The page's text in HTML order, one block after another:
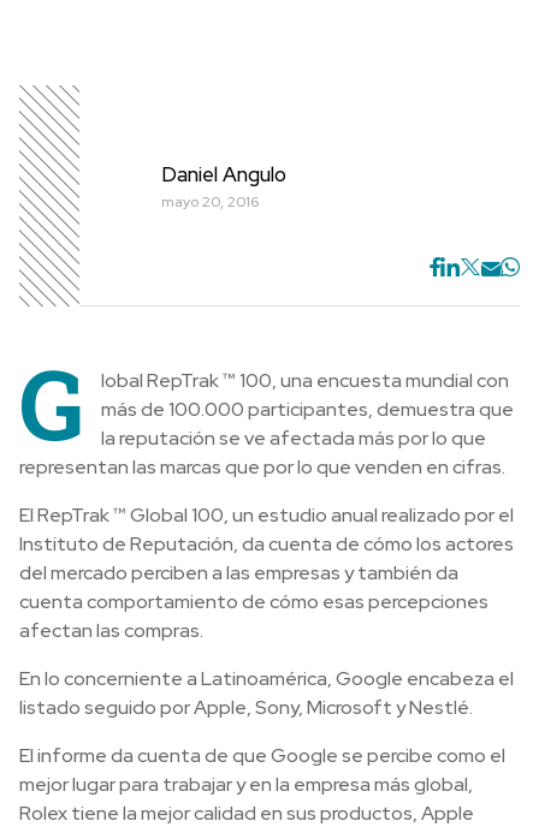
Daniel Angulo
mayo 20, 2016
G
lobal RepTrak ™ 100, una encuesta mundial con
más de 100.000 participantes, demuestra que
la reputación se ve afectada más por lo que
representan las marcas que por lo que venden en cifras.
El RepTrak ™ Global 100, un estudio anual realizado por el
Instituto de Reputación, da cuenta de cómo los actores
del mercado perciben a las empresas y también da
cuenta comportamiento de cómo esas percepciones
afectan las compras.
En lo concerniente a Latinoamérica, Google encabeza el
listado seguido por Apple, Sony, Microsoft y Nestlé.
El informe da cuenta de que Google se percibe como el
mejor lugar para trabajar y en la empresa más global,
Rolex tiene la mejor calidad en sus productos, Apple